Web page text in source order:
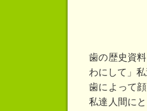
歯の歴史資
わにして」
歯によって
私達人間に